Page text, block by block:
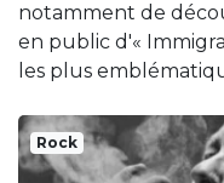
notamment de
en public d'«
les plus
Rock